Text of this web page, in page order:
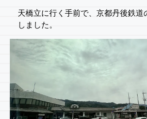
天橋立に行く手前で、京都丹後鉄道
しました。